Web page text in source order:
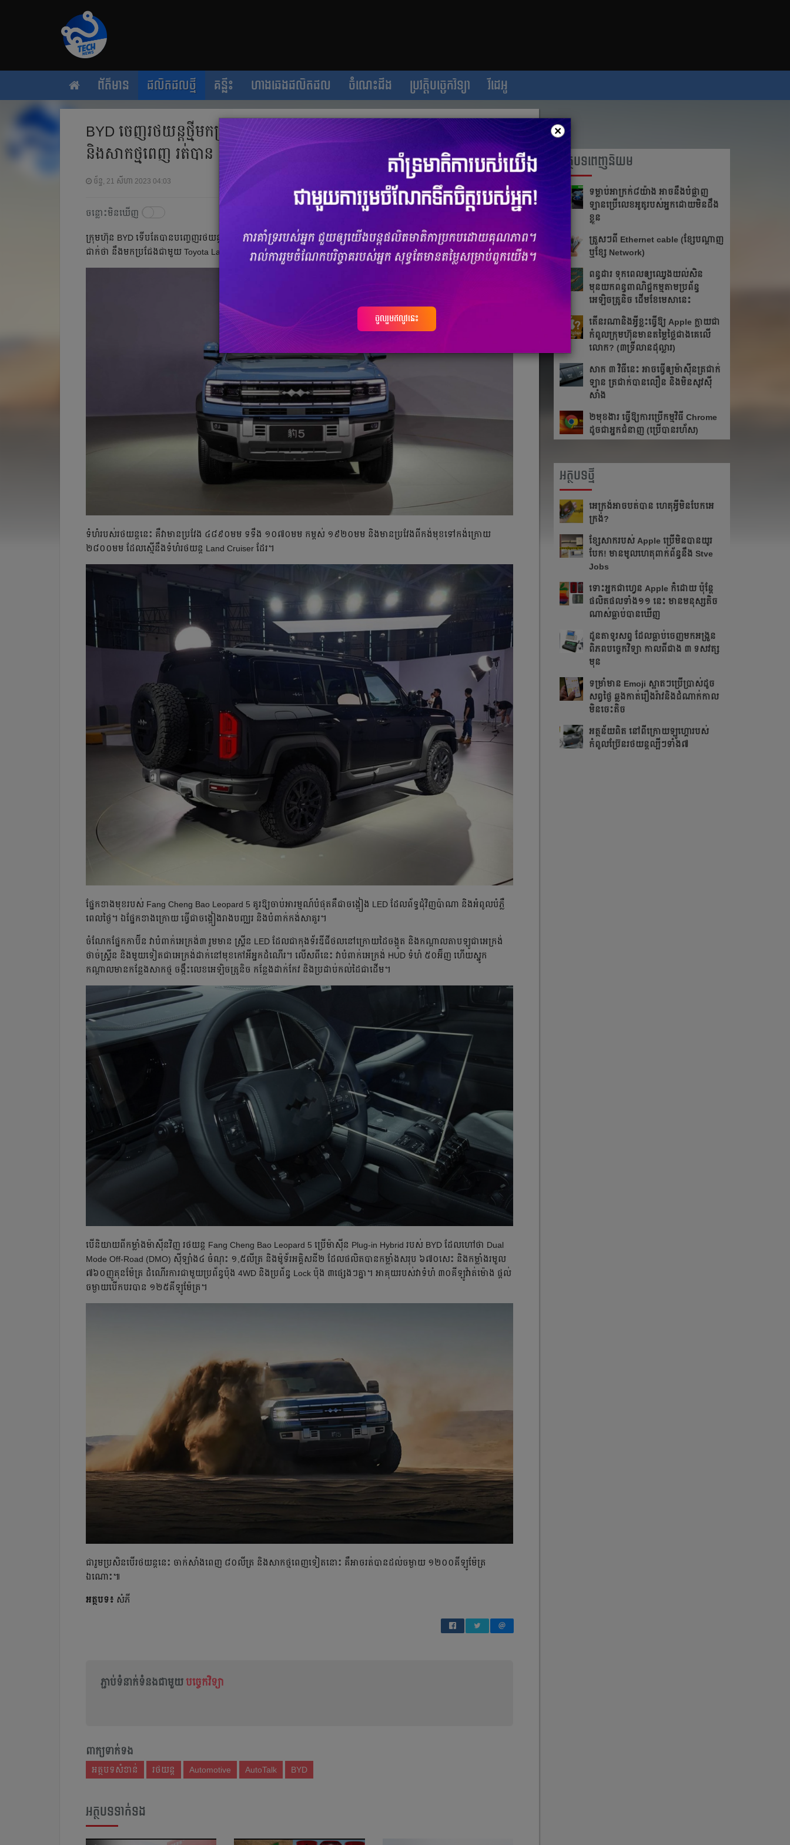
ព័ត៌មាន ផលិតផលថ្មី គន្លឹះ ហាងឆេងផលិតផល ចំណេះដឹង ប្រវត្តិបច្ចេកវិទ្យា វីដេអូ
BYD ចេញ​រថយន្តថ្មី​មកប្រជែង​ជាមួយ​ Land Cruiser 2024 បើចាក់សាំង​ពេញ
និងសាកថ្មពេញ រត់បាន ១២០០គ.ម
ច័ន្ទ, 21 សីហា 2023 04:03
ចន្លោះមិនឃើញ
ក្រុមហ៊ុន BYD ទើបតែ​បាន​បញ្ចេញ​រថយន្ត​ SUV បែប Off-Road ថ្មីរបស់ខ្លួន ម៉ូឌែល Fang Cheng Bao Leopard 5 ដែល​គេជឿ
ជាក់​ថា នឹង​មកប្រជែង​ជាមួយ Toyota Land Cruiser 2024។
ទំហំរបស់រថយន្តនេះ គឺវាមាន​ប្រវែង ៤៨៩០មម ទទឹង ១០៧០មម កម្ពស់ ១៩២០មម និងមាន​ប្រវែង​ពីកង់មុខ​ទៅកង់​ក្រោយ
២៨០០មម ដែល​ស្មើនឹង​ទំហំ​រថយន្ត Land Cruiser ដែរ។
ផ្នែកខាងមុខ​របស់ Fang Cheng Bao Leopard 5 គួរ​ឱ្យចាប់អារម្មណ៍​បំផុត​គឺ​ជា​ចង្កៀង LED ដែលព័ទ្ធ​ជុំវិញ​ប៉ាណា និង​អំពូល​បំភ្លឺ​
ពេលថ្ងៃ។ ឯផ្នែក​ខាងក្រោយ​ ធ្វើជាចង្កៀង​រាងបញ្ឈរ និង​បំពាក់​កង់សាគួរ។
ចំណែក​ផ្នែក​កាប៊ីន វាបំពាក់​អេក្រង់៣ រួមមាន​ ស្គ្រីន LED ដែល​ជា​កុងទ័រឌីជីថលនៅក្រោយដៃ​ចង្កូត និង​កណ្តាល​តាបឡូ​ជាអេក្រង់​
ថាច់ស្គ្រីន និង​មួយទៀត​ជាអេក្រង់​ដាក់នៅមុខ​កៅអីអ្នកដំណើរ។ លើសពីនេះ វា​បំពាក់​អេក្រង់​ HUD ទំហំ ៥០អ៊ីញ ហើយ​ស្នូក
កណ្តាលមាន​កន្លែងសាកថ្ម ចង្កឹះលេខអេឡិចត្រូនិច កន្លែង​ដាក់កែវ និងប្រដាប់​កល់ដៃជាដើម។
បើ​និយាយ​ពីកម្លាំង​ម៉ាស៊ីនវិញ ​រថយន្ត Fang Cheng Bao Leopard 5 ប្រើម៉ាស៊ីន Plug-in Hybrid របស់ BYD ដែល​ហៅថា Dual
Mode Off-Road (DMO) ស៊ីឡាំង៤ ចំណុះ ១,៥លីត្រ និងម៉ូទ័រ​អគ្គិសនី២ ​ដែលផលិតបានកម្លាំង​សរុប ៦៧០សេះ និងកម្លាំង​រមួល
៧៦០ញូតុនម៉ែត្រ ដំណើរការជាមួយ​ប្រព័ន្ធប៉ុង 4WD និងប្រព័ន្ធ Lock ប៉ុង ៣ផ្សេងៗគ្នា។ អាគុយរបស់វា​ទំហំ ៣០គីឡូវ៉ាត់ម៉ោង ផ្តល់
ចម្ងាយបើកបរបាន​ ១២៥គីឡូម៉ែត្រ។
ជារួម​ប្រសិន​បើ​រថយន្ត​នេះ ចាក់សាំង​ពេញ ៨០លីត្រ និងសាកថ្មពេញទៀតនោះ គឺ​អាច​រត់បានដល់​ចម្ងាយ ១២០០គីឡូម៉ែត្រ
ឯណោះ៕
អត្ថបទ៖ សំភី
ភ្ជាប់ទំនាក់ទំនងជាមួយ បច្ចេកវិទ្យា
ពាក្យទាក់ទង
អត្ថបទសំខាន់ រថយន្ត Automotive AutoTalk BYD
អត្ថបទទាក់ទង
អត្ថបទពេញនិយម
ទម្លាប់​អាក្រក់​​៨​យ៉ាង អាច​នឹង​បំផ្លាញ​​
ឡាន​ប្រើ​លេខ​អូតូ​របស់​អ្នក​ដោយ​មិន​ដឹង​
ខ្លួន
ត្រួស​ៗ​​ពី​ ​Ethernet cable​ ​(ខ្សែ​បណ្ដាញ​
​ឬ​ខ្សែ​ ​Network)
ពន្ធដារ ទុកពេលឲ្យឈ្វេងយល់សិន
មុនយកពន្ធពាណិជ្ជកម្មតាមប្រព័ន្ធ
អេឡិចត្រូនិច ដើមខែមេសានេះ
តើនរណានិងអ្វីខ្លះធ្វើឱ្យ Apple ក្លាយជា
កំពូលក្រុមហ៊ុនមានតម្លៃថ្លៃជាងគេលើ
លោក? (៣ទ្រីលានដុល្លារ)
សាក ៣ វិធីនេះ ​​អាច​ធ្វើ​ឲ្យ​ម៉ាស៊ីន​ត្រជាក់​
ឡាន ត្រជាក់​បាន​លឿន​ និង​មិន​សូវ​ស៊ី​
សាំង​
២មុខងារ ធ្វើឱ្យការប្រើកម្មវិធី Chrome
ដូចជាអ្នកជំនាញ (ប្រើបានរហ័ស)
អត្ថបទថ្មី
អេក្រង់អាចបត់បាន ហេតុអ្វីមិនបែកអេ
ក្រង់?
ខ្សែសាករបស់ Apple ប្រើមិនបានយូរ
បែក! មានមូលហេតុពាក់ព័ន្ធនឹង Stve
Jobs
ទោះអ្នកជាហ្វេន Apple ក៏ដោយ ប៉ុន្ដែ
ផលិតផលទាំង១១ នេះ មានមនុស្សតិច
ណាស់ធ្លាប់បានឃើញ
ដូនតាទូរសព្ទ ដែលធ្លាប់ចេញមកអង្រួន
ពិភពបច្ចេកវិទ្យា កាលពីជាង ៣ ទសវត្ស
មុន
ទម្រាំមាន Emoji ស្អាតៗប្រើប្រាស់ដូច
សព្វថ្ងៃ ឆ្លងកាត់រឿងរ៉ាវនិងដំណាក់កាល
មិនចេះតិច
អត្ថន័យពិត នៅពីក្រោយឡូហ្គោរបស់
កំពូលប្រ៊ែនរថយន្តល្បីៗទាំង៧
×
ចូលរួមឥលូវនេះ